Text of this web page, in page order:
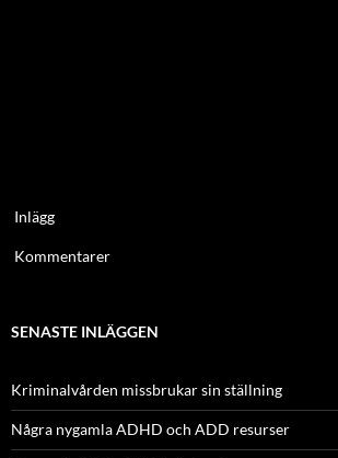
Inlägg
Kommentarer
SENASTE INLÄGGEN
Kriminalvården missbrukar sin ställning
Några nygamla ADHD och ADD resurser